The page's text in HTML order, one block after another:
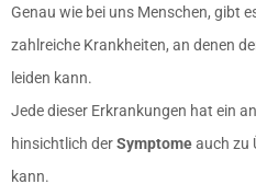
Genau wie bei uns Menschen, gibt
zahlreiche Krankheiten, an denen
leiden kann.
Jede dieser Erkrankungen hat ein
hinsichtlich derSymptomeauch zu
kann.